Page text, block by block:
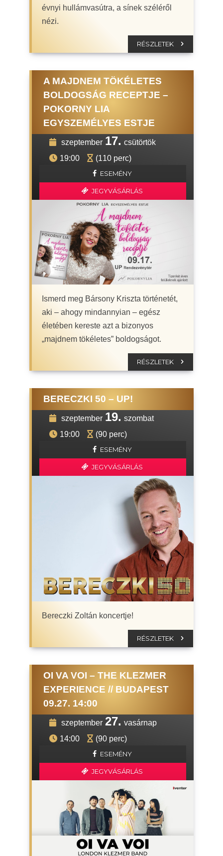
évnyi hullámvasútra, a sínek széléről
nézi.
RÉSZLETEK
A MAJDNEM TÖKÉLETES
BOLDOGSÁG RECEPTJE –
POKORNY LIA
EGYSZEMÉLYES ESTJE
szeptember 17. csütörtök
19:00
(110 perc)
ESEMÉNY
JEGYVÁSÁRLÁS
Ismerd meg Bársony Kriszta történetét,
aki – ahogy mindannyian – egész
életében kereste azt a bizonyos
„majdnem tökéletes” boldogságot.
RÉSZLETEK
BERECZKI 50 – UP!
szeptember 19. szombat
19:00
(90 perc)
ESEMÉNY
JEGYVÁSÁRLÁS
Bereczki Zoltán koncertje!
RÉSZLETEK
OI VA VOI – THE KLEZMER
EXPERIENCE // BUDAPEST
09.27. 14:00
szeptember 27. vasárnap
14:00
(90 perc)
ESEMÉNY
JEGYVÁSÁRLÁS